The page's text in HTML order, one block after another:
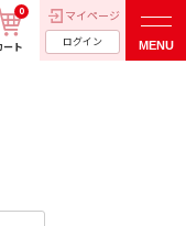
ート
0 マイページ
ログイン MENU